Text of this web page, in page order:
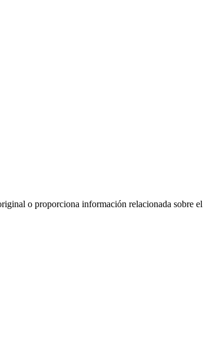
o proporciona información relacionada sobre el